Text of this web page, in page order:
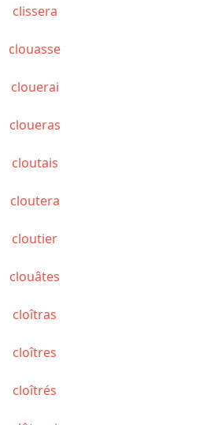
clissera
clouasse
clouerai
cloueras
cloutais
cloutera
cloutier
clouâtes
cloîtras
cloîtres
cloîtrés